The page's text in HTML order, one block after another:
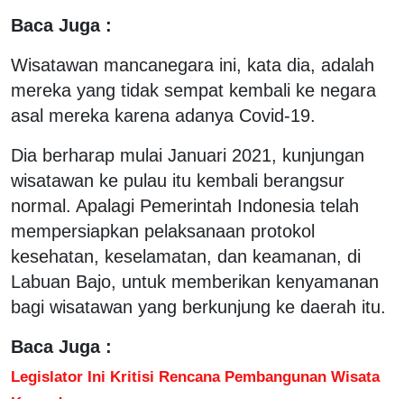
Baca Juga :
Wisatawan mancanegara ini, kata dia, adalah
mereka yang tidak sempat kembali ke negara
asal mereka karena adanya Covid-19.
Dia berharap mulai Januari 2021, kunjungan
wisatawan ke pulau itu kembali berangsur
normal. Apalagi Pemerintah Indonesia telah
mempersiapkan pelaksanaan protokol
kesehatan, keselamatan, dan keamanan, di
Labuan Bajo, untuk memberikan kenyamanan
bagi wisatawan yang berkunjung ke daerah itu.
Baca Juga :
Legislator Ini Kritisi Rencana Pembangunan Wisata